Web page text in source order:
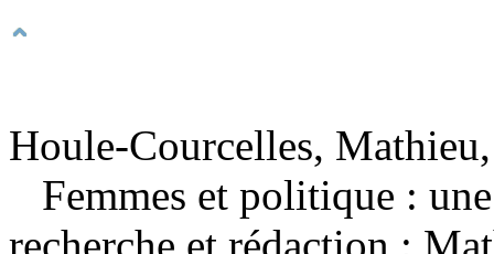
Houle-Courcelles,
Femmes et politique :
recherche et rédaction :